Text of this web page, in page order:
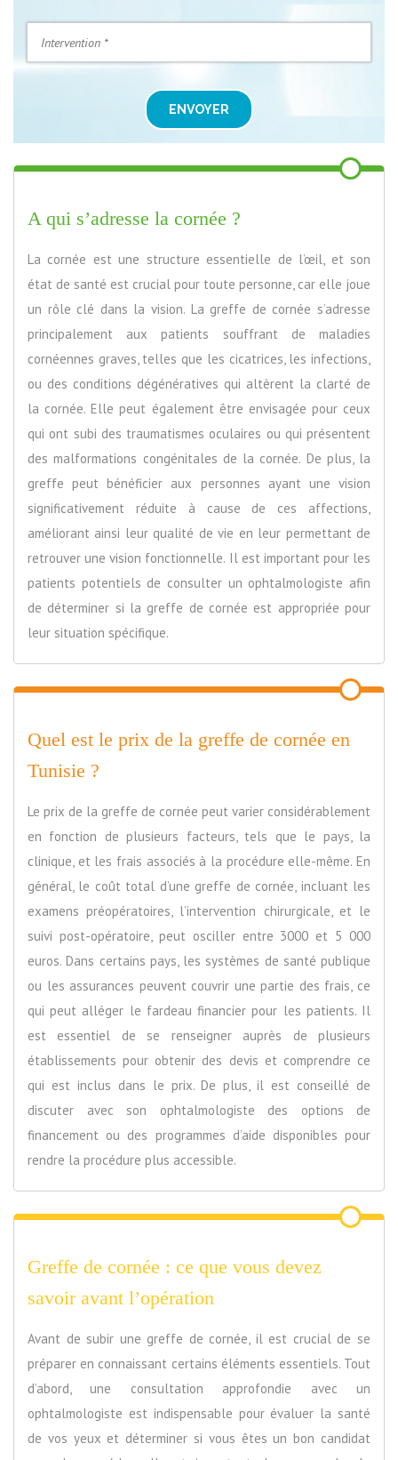
ENVOYER
A qui s’adresse la cornée ?
La cornée est une structure essentielle de l’œil, et son
état de santé est crucial pour toute personne, car elle joue
un rôle clé dans la vision. La greffe de cornée s’adresse
principalement aux patients souffrant de maladies
cornéennes graves, telles que les cicatrices, les infections,
ou des conditions dégénératives qui altèrent la clarté de
la cornée. Elle peut également être envisagée pour ceux
qui ont subi des traumatismes oculaires ou qui présentent
des malformations congénitales de la cornée. De plus, la
greffe peut bénéficier aux personnes ayant une vision
significativement réduite à cause de ces affections,
améliorant ainsi leur qualité de vie en leur permettant de
retrouver une vision fonctionnelle. Il est important pour les
patients potentiels de consulter un ophtalmologiste afin
de déterminer si la greffe de cornée est appropriée pour
leur situation spécifique.
Quel est le prix de la greffe de cornée en
Tunisie ?
Le prix de la greffe de cornée peut varier considérablement
en fonction de plusieurs facteurs, tels que le pays, la
clinique, et les frais associés à la procédure elle-même. En
général, le coût total d’une greffe de cornée, incluant les
examens préopératoires, l’intervention chirurgicale, et le
suivi post-opératoire, peut osciller entre 3000 et 5 000
euros. Dans certains pays, les systèmes de santé publique
ou les assurances peuvent couvrir une partie des frais, ce
qui peut alléger le fardeau financier pour les patients. Il
est essentiel de se renseigner auprès de plusieurs
établissements pour obtenir des devis et comprendre ce
qui est inclus dans le prix. De plus, il est conseillé de
discuter avec son ophtalmologiste des options de
financement ou des programmes d’aide disponibles pour
rendre la procédure plus accessible.
Greffe de cornée : ce que vous devez
savoir avant l’opération
Avant de subir une greffe de cornée, il est crucial de se
préparer en connaissant certains éléments essentiels. Tout
d’abord, une consultation approfondie avec un
ophtalmologiste est indispensable pour évaluer la santé
de vos yeux et déterminer si vous êtes un bon candidat